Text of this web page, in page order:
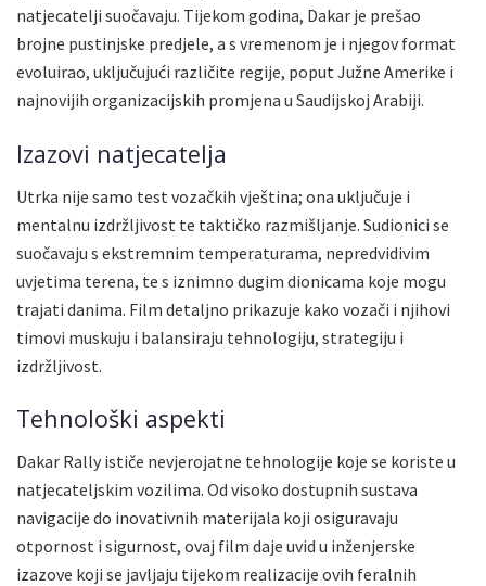
natjecatelji suočavaju. Tijekom godina, Dakar je prešao
brojne pustinjske predjele, a s vremenom je i njegov format
evoluirao, uključujući različite regije, poput Južne Amerike i
najnovijih organizacijskih promjena u Saudijskoj Arabiji.
Izazovi natjecatelja
Utrka nije samo test vozačkih vještina; ona uključuje i
mentalnu izdržljivost te taktičko razmišljanje. Sudionici se
suočavaju s ekstremnim temperaturama, nepredvidivim
uvjetima terena, te s iznimno dugim dionicama koje mogu
trajati danima. Film detaljno prikazuje kako vozači i njihovi
timovi muskuju i balansiraju tehnologiju, strategiju i
izdržljivost.
Tehnološki aspekti
Dakar Rally ističe nevjerojatne tehnologije koje se koriste u
natjecateljskim vozilima. Od visoko dostupnih sustava
navigacije do inovativnih materijala koji osiguravaju
otpornost i sigurnost, ovaj film daje uvid u inženjerske
izazove koji se javljaju tijekom realizacije ovih feralnih